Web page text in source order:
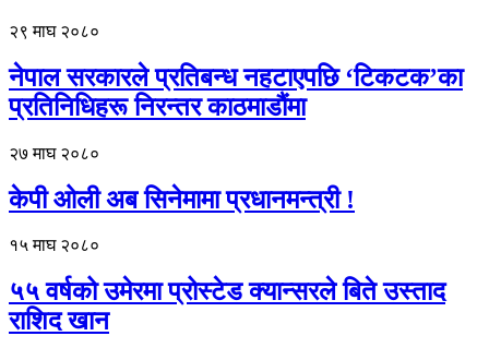
२९ माघ २०८०
नेपाल सरकारले प्रतिबन्ध नहटाएपछि ‘टिकटक’का
प्रतिनिधिहरू निरन्तर काठमाडौंमा
२७ माघ २०८०
केपी ओली अब सिनेमामा प्रधानमन्त्री !
१५ माघ २०८०
५५ वर्षको उमेरमा प्रोस्टेड क्यान्सरले बिते उस्ताद
राशिद खान